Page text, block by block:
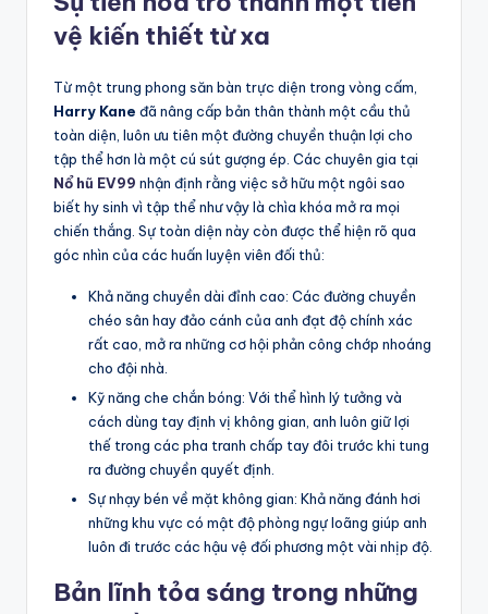
vệ kiến thiết từ xa
Từ một trung phong săn bàn trực diện trong vòng cấm,
Harry Kane đã nâng cấp bản thân thành một cầu thủ
toàn diện, luôn ưu tiên một đường chuyền thuận lợi cho
tập thể hơn là một cú sút gượng ép. Các chuyên gia tại
Nổ hũ EV99 nhận định rằng việc sở hữu một ngôi sao
biết hy sinh vì tập thể như vậy là chìa khóa mở ra mọi
chiến thắng. Sự toàn diện này còn được thể hiện rõ qua
góc nhìn của các huấn luyện viên đối thủ:
Khả năng chuyền dài đỉnh cao: Các đường chuyền
chéo sân hay đảo cánh của anh đạt độ chính xác
rất cao, mở ra những cơ hội phản công chớp nhoáng
cho đội nhà.
Kỹ năng che chắn bóng: Với thể hình lý tưởng và
cách dùng tay định vị không gian, anh luôn giữ lợi
thế trong các pha tranh chấp tay đôi trước khi tung
ra đường chuyền quyết định.
Sự nhạy bén về mặt không gian: Khả năng đánh hơi
những khu vực có mật độ phòng ngự loãng giúp anh
luôn đi trước các hậu vệ đối phương một vài nhịp độ.
Bản lĩnh tỏa sáng trong những